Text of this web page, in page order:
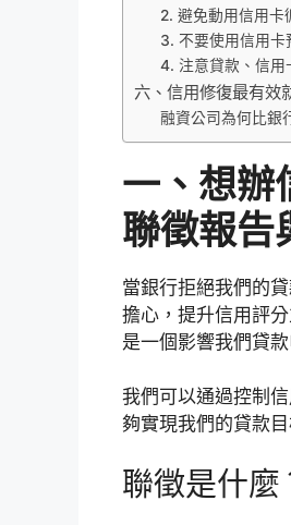
2. 避免動用信用卡
3. 不要使用信用卡
4. 注意貸款、信用
六、信用修復最有效
融資公司為何比銀
一、想辦
聯徵報告
當銀行拒絕我們的
擔心，提升信用評
是一個影響我們貸
我們可以通過控制
夠實現我們的貸款
聯徵是什麼